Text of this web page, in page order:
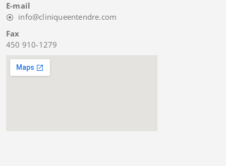
E-mail
info@cliniqueentendre.com
Fax
450 910-1279